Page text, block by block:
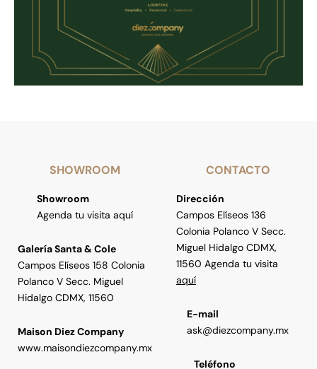
SHOWROOM
Showroom
Agenda tu visita aquí
Galería Santa & Cole
Campos Elíseos 158 Colonia
Polanco V Secc. Miguel
Hidalgo CDMX, 11560
Maison Diez Company
www.maisondiezcompany.mx
CONTACTO
Dirección
Campos Elíseos 136
Colonia Polanco V Secc.
Miguel Hidalgo CDMX,
11560 Agenda tu visita
aquí
E-mail
ask@diezcompany.mx
Teléfono